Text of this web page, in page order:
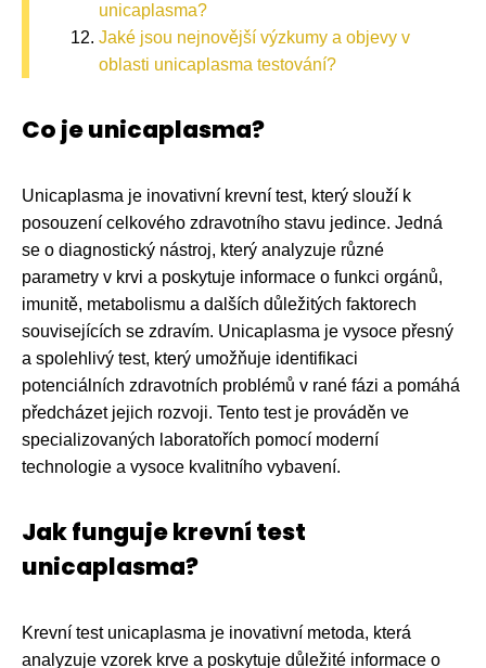
unicaplasma?
Jaké jsou nejnovější výzkumy a objevy v
oblasti unicaplasma testování?
Co je unicaplasma?
Unicaplasma je inovativní krevní test, který slouží k
posouzení celkového zdravotního stavu jedince. Jedná
se o diagnostický nástroj, který analyzuje různé
parametry v krvi a poskytuje informace o funkci orgánů,
imunitě, metabolismu a dalších důležitých faktorech
souvisejících se zdravím. Unicaplasma je vysoce přesný
a spolehlivý test, který umožňuje identifikaci
potenciálních zdravotních problémů v rané fázi a pomáhá
předcházet jejich rozvoji. Tento test je prováděn ve
specializovaných laboratořích pomocí moderní
technologie a vysoce kvalitního vybavení.
Jak funguje krevní test
unicaplasma?
Krevní test unicaplasma je inovativní metoda, která
analyzuje vzorek krve a poskytuje důležité informace o